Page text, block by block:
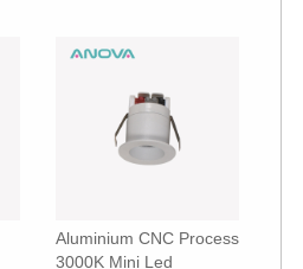
Aluminium CNC Process
3000K Mini Led